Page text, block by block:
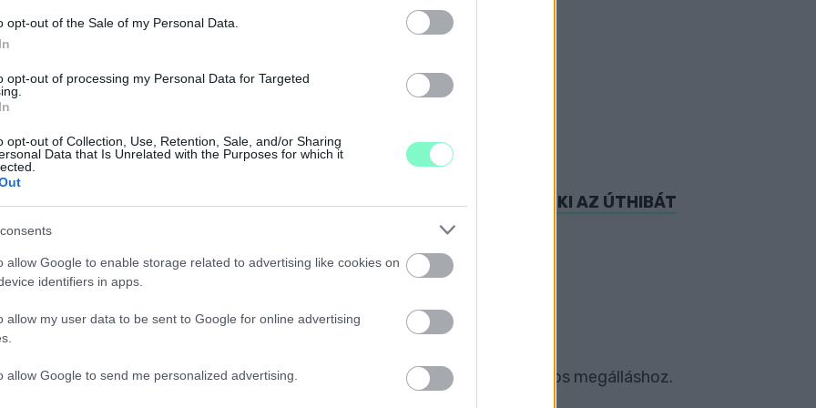
opt-out of the Sale of my Personal Data.
opt-out of processing my Personal Data for Targeted
opt-out of Collection, Use, Retention, Sale, and/or Sharing
Data that Is Unrelated with the Purposes for which it
allow Google to enable storage related to advertising like cookies on
identifiers in apps.
allow my user data to be sent to Google for online advertising
allow Google to send me personalized advertising.
ELKERÜLŐ DOBBANTÓJÁT
KÖZÖTTI DOBBANTÓNÁL, DE CSAK SZEPTEMBERBEN JAVÍTJÁK KI AZ ÚTHIBÁT
közmű süllyedése lehet a gond.
PARKOLÓKAT SZOMBATHELY EGYIK LAKÓTELEPÉN
töltött éjszaka, egyelőre több száz parkolóhely hiányzik a szabályos megálláshoz.